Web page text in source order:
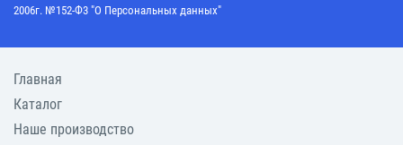
2006г. №152-Ф3 "О Персональных данных"
Главная
Каталог
Наше производство